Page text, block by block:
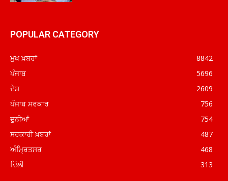
POPULAR CATEGORY
ਮੁਖ ਖ਼ਬਰਾਂ
8842
ਪੰਜਾਬ
5696
ਦੇਸ਼
2609
ਪੰਜਾਬ ਸਰਕਾਰ
756
ਦੁਨੀਆਂ
754
ਸਰਕਾਰੀ ਖ਼ਬਰਾਂ
487
ਅੰਮ੍ਰਿਤਸਰ
468
ਦਿੱਲੀ
313